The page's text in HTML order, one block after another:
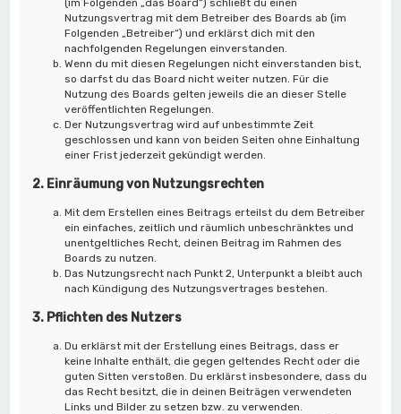
Nutzungsvertrag mit dem Betreiber des Boards ab (im
Folgenden „Betreiber“) und erklärst dich mit den
nachfolgenden Regelungen einverstanden.
Wenn du mit diesen Regelungen nicht einverstanden bist,
so darfst du das Board nicht weiter nutzen. Für die
Nutzung des Boards gelten jeweils die an dieser Stelle
veröffentlichten Regelungen.
Der Nutzungsvertrag wird auf unbestimmte Zeit
geschlossen und kann von beiden Seiten ohne Einhaltung
einer Frist jederzeit gekündigt werden.
2. Einräumung von Nutzungsrechten
Mit dem Erstellen eines Beitrags erteilst du dem Betreiber
ein einfaches, zeitlich und räumlich unbeschränktes und
unentgeltliches Recht, deinen Beitrag im Rahmen des
Boards zu nutzen.
Das Nutzungsrecht nach Punkt 2, Unterpunkt a bleibt auch
nach Kündigung des Nutzungsvertrages bestehen.
3. Pflichten des Nutzers
Du erklärst mit der Erstellung eines Beitrags, dass er
keine Inhalte enthält, die gegen geltendes Recht oder die
guten Sitten verstoßen. Du erklärst insbesondere, dass du
das Recht besitzt, die in deinen Beiträgen verwendeten
Links und Bilder zu setzen bzw. zu verwenden.